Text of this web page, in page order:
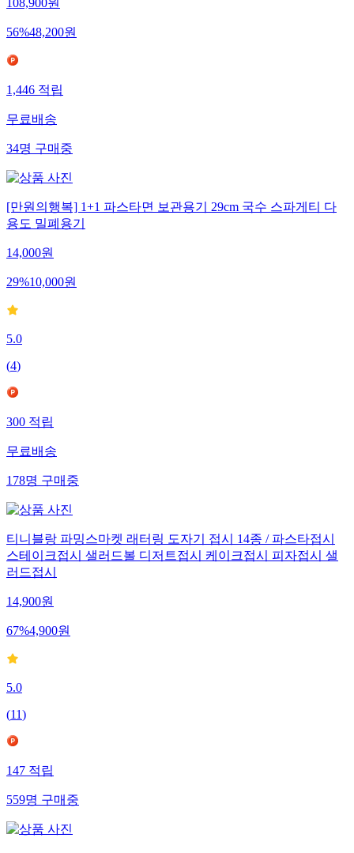
108,900원
56%48,200원
1,446적립
무료배송
34명구매중
[만원의행복] 1+1 파스타면 보관용기 29cm 국수 스파게티 다
용도 밀폐용기
14,000원
29%10,000원
5.0
(4)
300적립
무료배송
178명구매중
티니블랑 파밍스마켓 래터링 도자기 접시 14종 / 파스타접시
스테이크접시 샐러드볼 디저트접시 케이크접시 피자접시 샐
러드접시
14,900원
67%4,900원
5.0
(11)
147적립
559명구매중